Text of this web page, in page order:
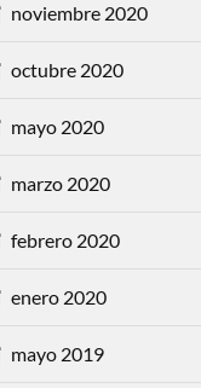
noviembre 2020
octubre 2020
mayo 2020
marzo 2020
febrero 2020
enero 2020
mayo 2019